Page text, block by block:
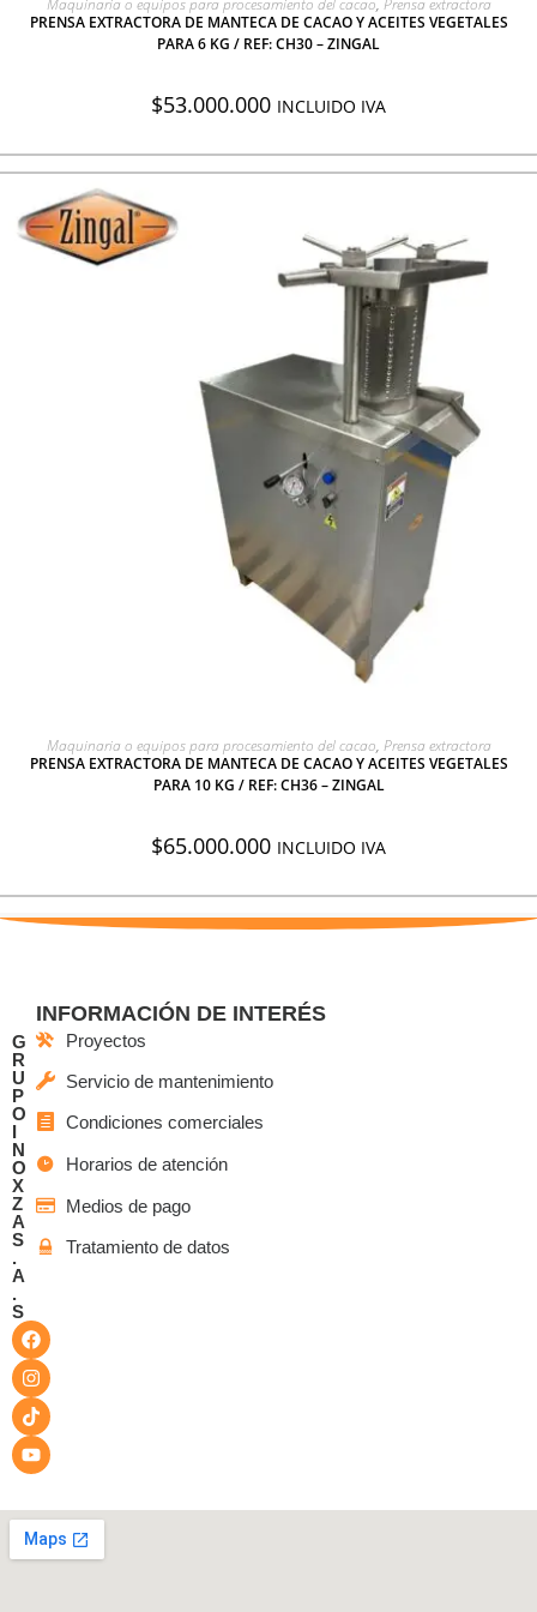
Maquinaria o equipos para procesamiento del cacao, Prensa extractora
PRENSA EXTRACTORA DE MANTECA DE CACAO Y ACEITES VEGETALES
PARA 6 KG / REF: CH30 – ZINGAL
$53.000.000 INCLUIDO IVA
AGREGAR A COTIZACIÓN
Maquinaria o equipos para procesamiento del cacao, Prensa extractora
PRENSA EXTRACTORA DE MANTECA DE CACAO Y ACEITES VEGETALES
PARA 10 KG / REF: CH36 – ZINGAL
$65.000.000 INCLUIDO IVA
G
R
U
P
O
I
N
O
X
Z
A
S
.
A
.
S
INFORMACIÓN DE INTERÉS
Proyectos
Servicio de mantenimiento
Condiciones comerciales
Horarios de atención
Medios de pago
Tratamiento de datos